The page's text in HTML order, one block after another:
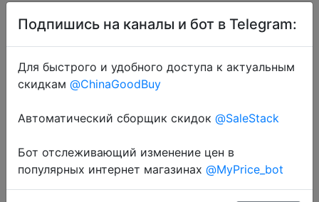
$4.82
Coins
Перейти в магазин
Подпишись на каналы и бот в Telegram:
Для быстрого и удобного доступа к актуальным
скидкам @ChinaGoodBuy
Автоматический сборщик скидок @SaleStack
Бот отслеживающий изменение цен в
популярных интернет магазинах @MyPrice_bot